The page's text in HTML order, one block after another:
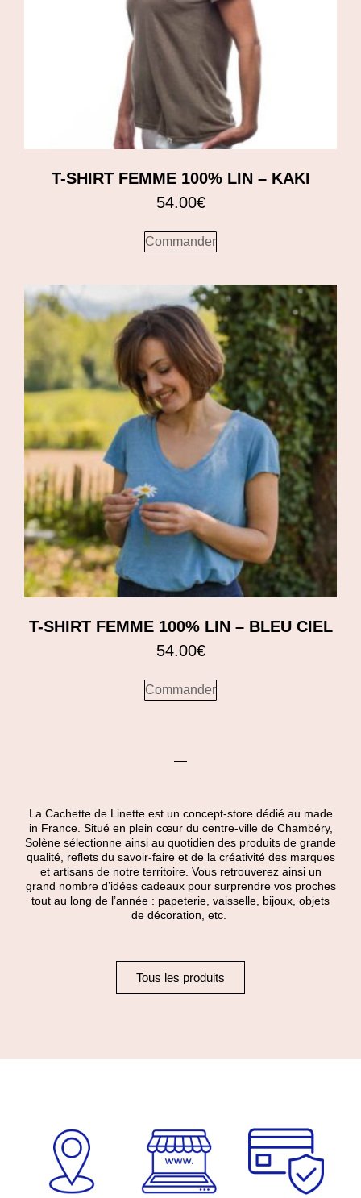
T-SHIRT FEMME 100% LIN – KAKI
54.00€
Commander
T-SHIRT FEMME 100% LIN – BLEU CIEL
54.00€
Commander
La Cachette de Linette est un concept-store dédié au made
in France. Situé en plein cœur du centre-ville de Chambéry,
Solène sélectionne ainsi au quotidien des produits de grande
qualité, reflets du savoir-faire et de la créativité des marques
et artisans de notre territoire. Vous retrouverez ainsi un
grand nombre d’idées cadeaux pour surprendre vos proches
tout au long de l’année : papeterie, vaisselle, bijoux, objets
de décoration, etc.
Tous les produits